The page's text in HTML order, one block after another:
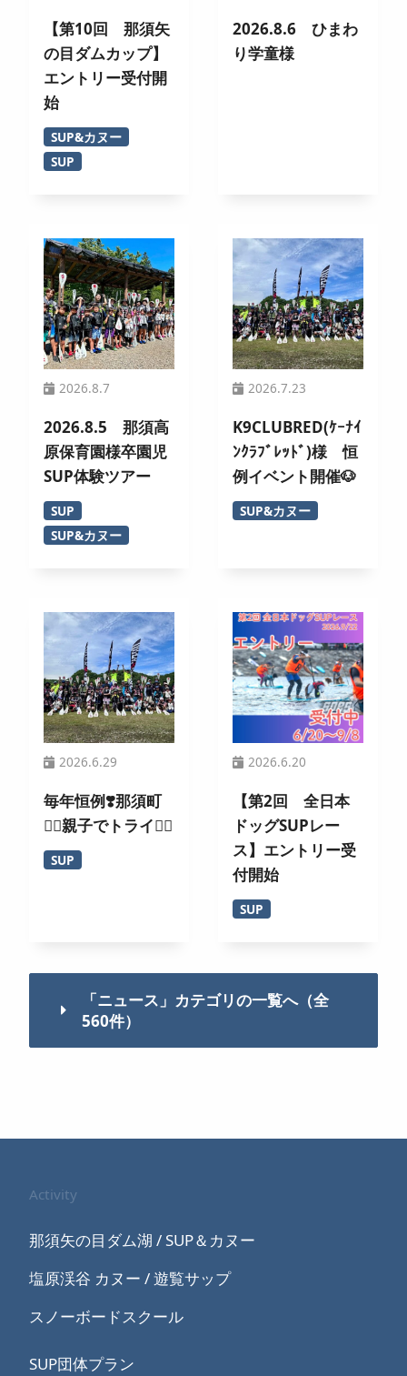
【第10回 那須矢
の目ダムカップ】
エントリー受付開
始
SUP&カヌー
SUP
2026.8.6 ひまわ
り学童様
2026.8.7
2026.8.5 那須高
原保育園様卒園児
SUP体験ツアー
SUP
SUP&カヌー
2026.7.23
K9CLUBRED(ｹｰﾅｲ
ﾝｸﾗﾌﾞﾚｯﾄﾞ)様 恒
例イベント開催🐶
SUP&カヌー
2026.6.29
毎年恒例❣️那須町
🏄‍♀️親子でトライ🚣‍♂️
SUP
2026.6.20
【第2回 全日本
ドッグSUPレー
ス】エントリー受
付開始
SUP
「ニュース」カテゴリの一覧へ（全
560件）
Activity
那須矢の目ダム湖 / SUP＆カヌー
塩原渓谷 カヌー / 遊覧サップ
スノーボードスクール
SUP団体プラン